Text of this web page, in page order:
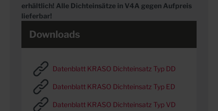
erhältlich! Alle Dichteinsätze in V4A gegen Aufpreis
lieferbar!
Downloads
Datenblatt KRASO Dichteinsatz Typ DD
Datenblatt KRASO Dichteinsatz Typ ED
Datenblatt KRASO Dichteinsatz Typ VD